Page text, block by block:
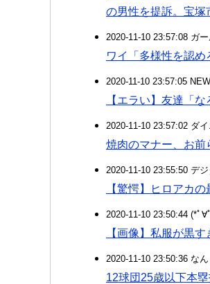
の男性を提訴。宝塚
2020-11-10 23:57:08 ガ
ワイ「多様性を認
2020-11-10 23:57:05
【エラい】友達「
2020-11-10 23:57:02 ダ
焼肉のマナー、お前
2020-11-10 23:55:50 デ
【驚愕】ヒロアカ
2020-11-10 23:50:44 (*ﾟ
【画像】私服が黒
2020-11-10 23:50:36 な
12球団25歳以下本